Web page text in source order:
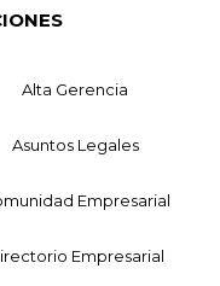
Alta Gerencia
Asuntos Legales
Empresarial
Empresarial